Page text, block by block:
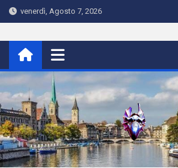
Skip
to
venerdì, Agosto 7, 2026